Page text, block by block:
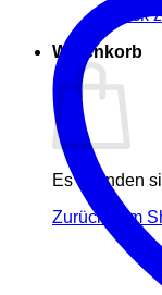
Zurück
Warenkorb
Es befinden
Zurück zum